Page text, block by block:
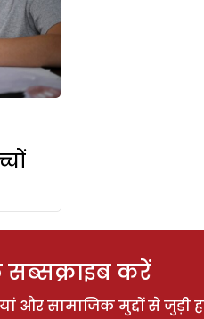
सब्सक्राइब करें
और सामाजिक मुद्दों से जुड़ी